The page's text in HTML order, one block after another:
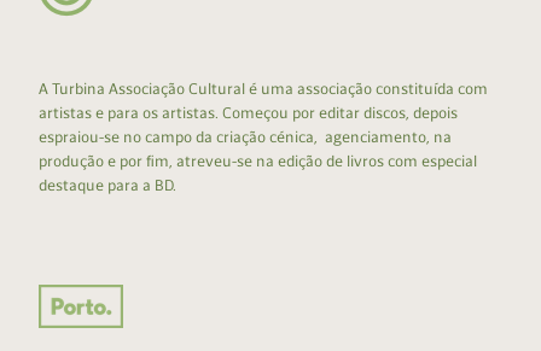
A Turbina Associação Cultural é uma associação constituída com
artistas e para os artistas. Começou por editar discos, depois
espraiou-se no campo da criação cénica, agenciamento, na
produção e por fim, atreveu-se na edição de livros com especial
destaque para a BD.